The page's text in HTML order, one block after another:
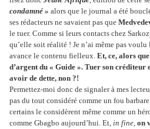
condamné » alors que le journal a été
ses rédacteurs ne savaient pas que
le tuer. Comme si leurs contacts chez
qu’elle soit réalité ! Je n’ai même pas
avance le contenu fielleux. Et, ce, alors
d’argent du « Guide ». Tuer son créditeur
avoir de dette, non ?!
Permettez-moi donc de signaler à mes
pas du tout considéré comme un fou
certains le considèrent même comme un
comme Gbagbo aujourd’hui. Et, in fine, on